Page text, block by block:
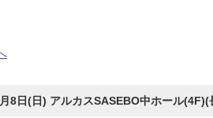
8日(日) アルカスSASEBO中ホール(4F)(